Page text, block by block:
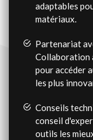
adaptables
matériaux.
Partenariat
Collaboration
pour accéder
les plus
Conseils
conseil
outils les